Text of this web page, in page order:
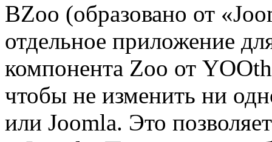
BZoo (образовано от
отдельное приложение
компонента Zoo от
чтобы не изменить ни
или Joomla. Это